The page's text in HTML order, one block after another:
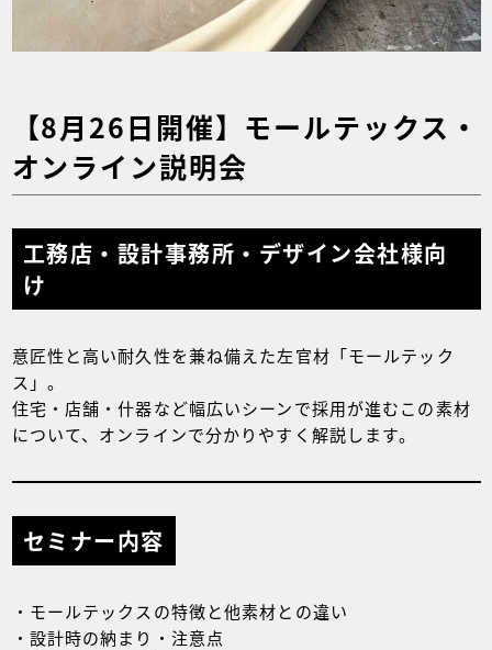
【8月26日開催】モールテックス・
オンライン説明会
工務店・設計事務所・デザイン会社様向
け
意匠性と高い耐久性を兼ね備えた左官材「モールテック
ス」。
住宅・店舗・什器など幅広いシーンで採用が進むこの素材
について、オンラインで分かりやすく解説します。
セミナー内容
・モールテックスの特徴と他素材との違い
・設計時の納まり・注意点